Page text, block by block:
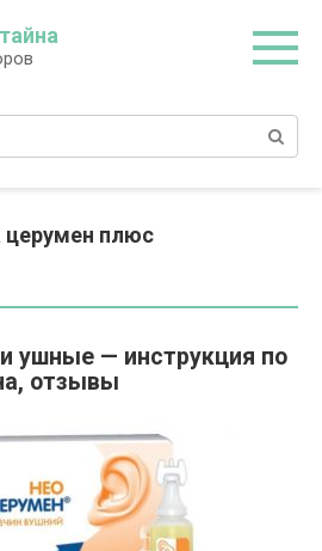
церумен плюс
ушные — инструкция по
отзывы